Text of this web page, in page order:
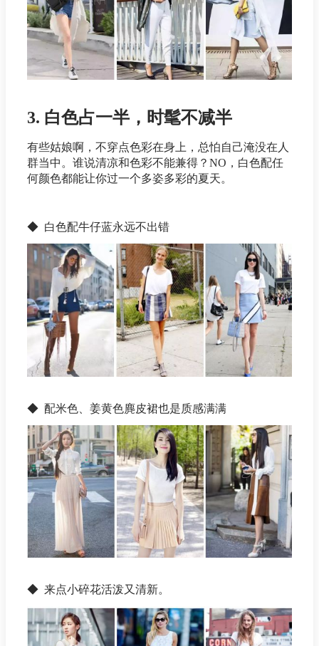
3. 白色占一半，时髦不减半
有些姑娘啊，不穿点色彩在身上，总怕自己淹没在人
群当中。谁说清凉和色彩不能兼得？NO，白色配任
何颜色都能让你过一个多姿多彩的夏天。
◆ 白色配牛仔蓝永远不出错
◆ 配米色、姜黄色麂皮裙也是质感满满
◆ 来点小碎花活泼又清新。